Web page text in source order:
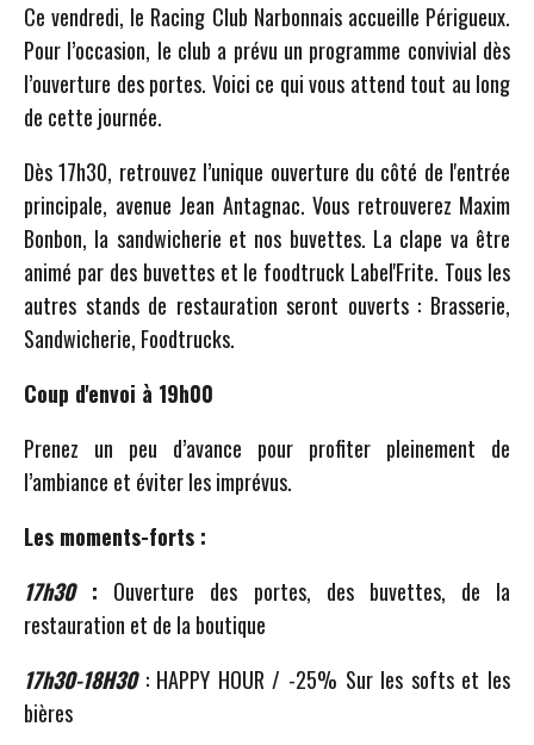
Ce vendredi, le Racing Club Narbonnais accueille Périgueux.
Pour l’occasion, le club a prévu un programme convivial dès
l’ouverture des portes. Voici ce qui vous attend tout au long
de cette journée.
Dès 17h30, retrouvez l’unique ouverture du côté de l'entrée
principale, avenue Jean Antagnac. Vous retrouverez Maxim
Bonbon, la sandwicherie et nos buvettes. La clape va être
animé par des buvettes et le foodtruck Label'Frite. Tous les
autres stands de restauration seront ouverts : Brasserie,
Sandwicherie, Foodtrucks.
Coup d'envoi à 19h00
Prenez un peu d’avance pour profiter pleinement de
l’ambiance et éviter les imprévus.
Les moments-forts :
17h30 : Ouverture des portes, des buvettes, de la
restauration et de la boutique
17h30-18H30: HAPPY HOUR / -25% Sur les softs et les
bières